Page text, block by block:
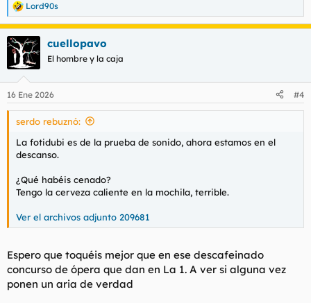
R
e
a
c
c
i
e
s
Lord90s
cuellopavo
El hombre y la caja
16 Ene 2026 #4
serdo rebuznó:
La fotidubi es de la prueba de sonido, ahora estamos en el
descanso.
¿Qué habéis cenado?
Tengo la cerveza caliente en la mochila, terrible.
Ver el archivos adjunto 209681
Espero que toquéis mejor que en ese descafeinado
concurso de ópera que dan en La 1. A ver si alguna vez
ponen un aria de verdad